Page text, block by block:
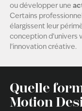
ou développer une
Certains
élargissent leur
conception d’univers
l’innovation créative.
Quelle
Motion